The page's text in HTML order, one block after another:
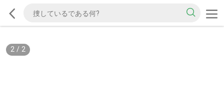
2/ 2